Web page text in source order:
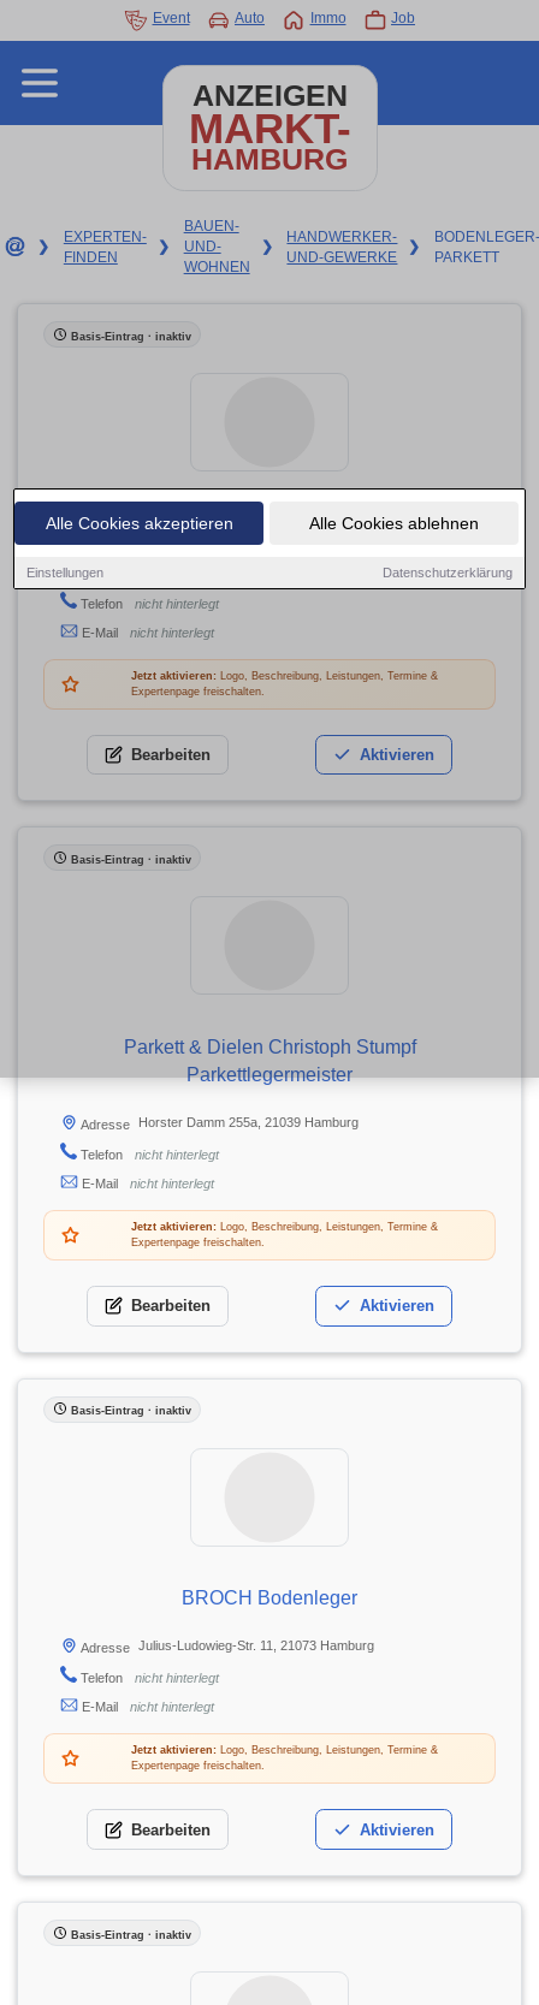
Alle Cookies akzeptieren Alle Cookies ablehnen
Einstellungen Datenschutzerklärung
Event Auto Immo Job
ANZEIGEN
MARKT-
HAMBURG
❯
EXPERTEN-
FINDEN
❯
BAUEN-
UND-
WOHNEN
❯
HANDWERKER-
UND-GEWERKE
❯
PARKETT
Basis-Eintrag · inaktiv
Bembé Parkett
Adresse
Telefon
nicht hinterlegt
E-Mail
nicht hinterlegt
Jetzt aktivieren: Logo, Beschreibung, Leistungen, Termine &
Expertenpage freischalten.
Bearbeiten Aktivieren
Basis-Eintrag · inaktiv
Parkett & Dielen Christoph Stumpf
Parkettlegermeister
Adresse Horster Damm 255a, 21039 Hamburg
Telefon
nicht hinterlegt
E-Mail
nicht hinterlegt
Jetzt aktivieren:Logo, Beschreibung, Leistungen, Termine &
Expertenpage freischalten.
Bearbeiten Aktivieren
Basis-Eintrag · inaktiv
BROCH Bodenleger
Adresse Julius-Ludowieg-Str. 11, 21073 Hamburg
Telefon
nicht hinterlegt
E-Mail
nicht hinterlegt
Jetzt aktivieren:Logo, Beschreibung, Leistungen, Termine &
Expertenpage freischalten.
Bearbeiten Aktivieren
Basis-Eintrag · inaktiv